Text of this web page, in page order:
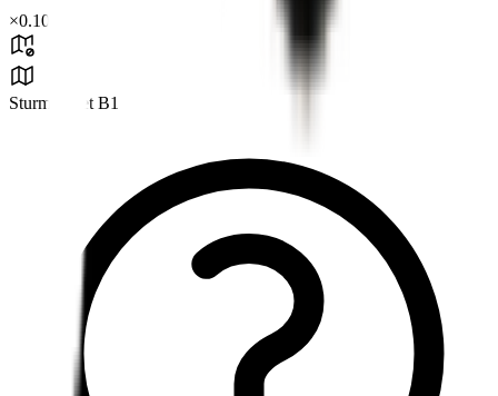
×0.10
Sturmgebiet B1